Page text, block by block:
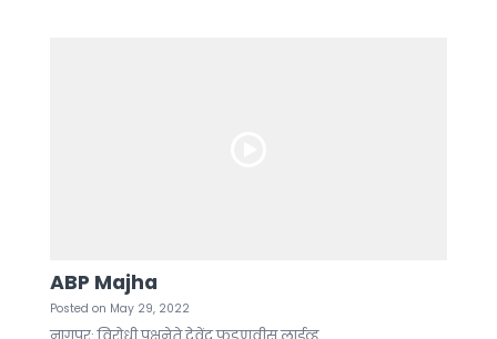
ABP Majha
Posted on May 29, 2022